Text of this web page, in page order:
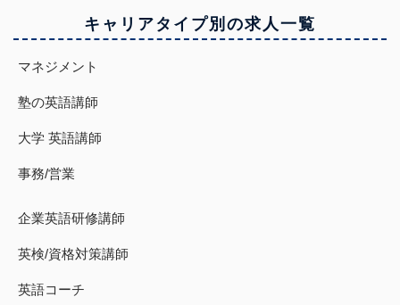
キャリアタイプ別の求人一覧
マネジメント
塾の英語講師
大学 英語講師
事務/営業
企業英語研修講師
英検/資格対策講師
英語コーチ